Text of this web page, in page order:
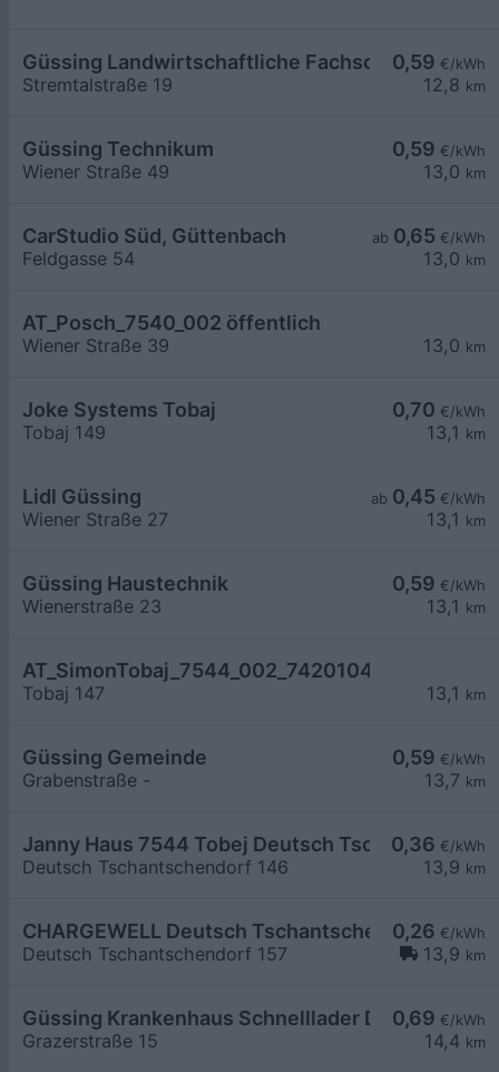
0,59 €/kWh
12,8 km
Güssing Landwirtschaftliche Fachschule
Stremtalstraße 19
0,59 €/kWh
13,0 km
Güssing Technikum
Wiener Straße 49
ab 0,65 €/kWh
13,0 km
CarStudio Süd, Güttenbach
Feldgasse 54
13,0 km
AT_Posch_7540_002 öffentlich
Wiener Straße 39
0,70 €/kWh
13,1 km
Joke Systems Tobaj
Tobaj 149
ab 0,45 €/kWh
13,1 km
Lidl Güssing
Wiener Straße 27
0,59 €/kWh
13,1 km
Güssing Haustechnik
Wienerstraße 23
13,1 km
AT_SimonTobaj_7544_002_7420104458
Tobaj 147
0,59 €/kWh
13,7 km
Güssing Gemeinde
Grabenstraße -
0,36 €/kWh
13,9 km
Janny Haus 7544 Tobej Deutsch
Deutsch Tschantschendorf 146
0,26 €/kWh
13,9 km
CHARGEWELL Deutsch Tschantschendorf 157
Deutsch Tschantschendorf 157
0,69 €/kWh
14,4 km
Güssing Krankenhaus Schnelllader DC150kW
Grazerstraße 15